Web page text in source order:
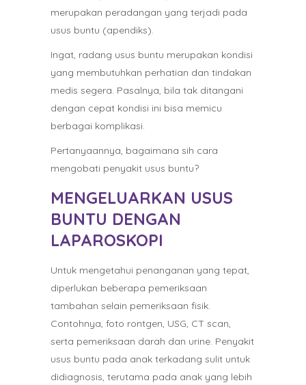
merupakan peradangan yang terjadi pada
usus buntu (apendiks).
Ingat, radang usus buntu merupakan kondisi
yang membutuhkan perhatian dan tindakan
medis segera. Pasalnya, bila tak ditangani
dengan cepat kondisi ini bisa memicu
berbagai komplikasi.
Pertanyaannya, bagaimana sih cara
mengobati penyakit usus buntu?
MENGELUARKAN USUS
BUNTU DENGAN
LAPAROSKOPI
Untuk mengetahui penanganan yang tepat,
diperlukan beberapa pemeriksaan
tambahan selain pemeriksaan fisik.
Contohnya, foto rontgen, USG, CT scan,
serta pemeriksaan darah dan urine. Penyakit
usus buntu pada anak terkadang sulit untuk
didiagnosis, terutama pada anak yang lebih